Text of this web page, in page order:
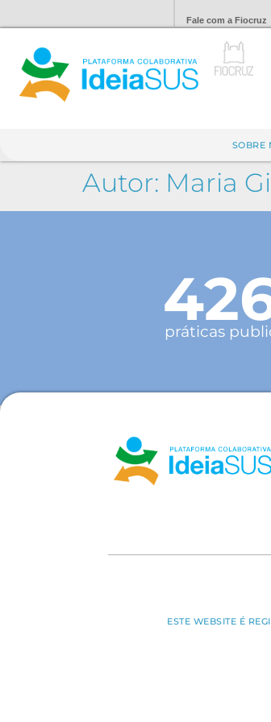
Fale com a Fiocruz
SOBRE
Autor: Maria
práticas
ESTE WEBSITE É